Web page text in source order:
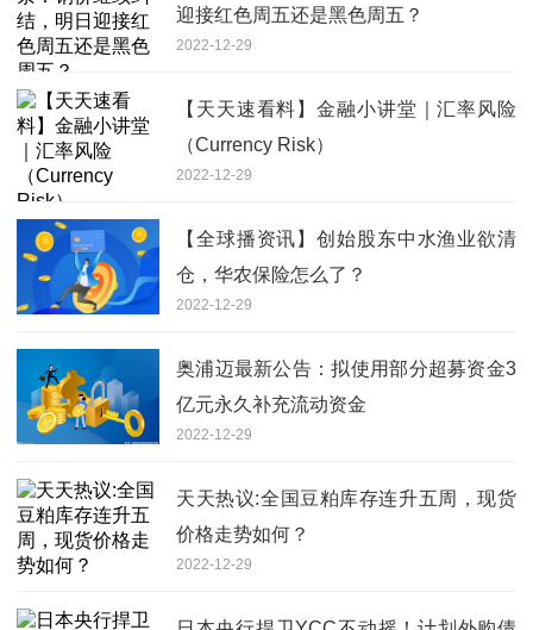
迎接红色周五还是黑色周五？
2022-12-29
【天天速看料】金融小讲堂｜汇率风险
（Currency Risk）
2022-12-29
【全球播资讯】创始股东中水渔业欲清
仓，华农保险怎么了？
2022-12-29
奥浦迈最新公告：拟使用部分超募资金3
亿元永久补充流动资金
2022-12-29
天天热议:全国豆粕库存连升五周，现货
价格走势如何？
2022-12-29